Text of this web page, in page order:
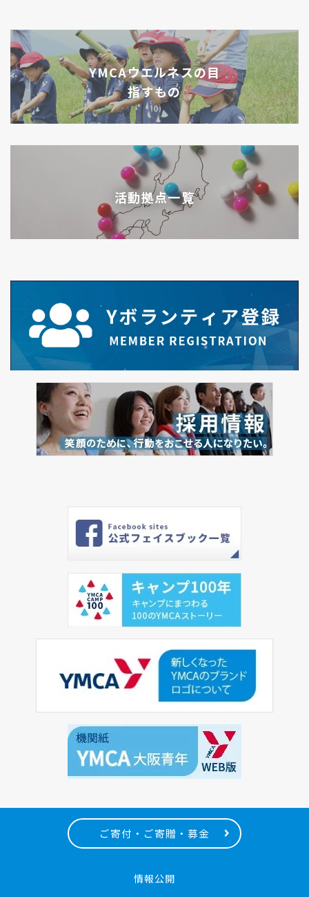
YMCAウエルネスの目
指すもの
活動拠点一覧
ご寄付・ご寄贈・募金
情報公開